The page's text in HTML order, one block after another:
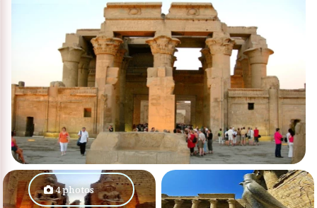
4 photos